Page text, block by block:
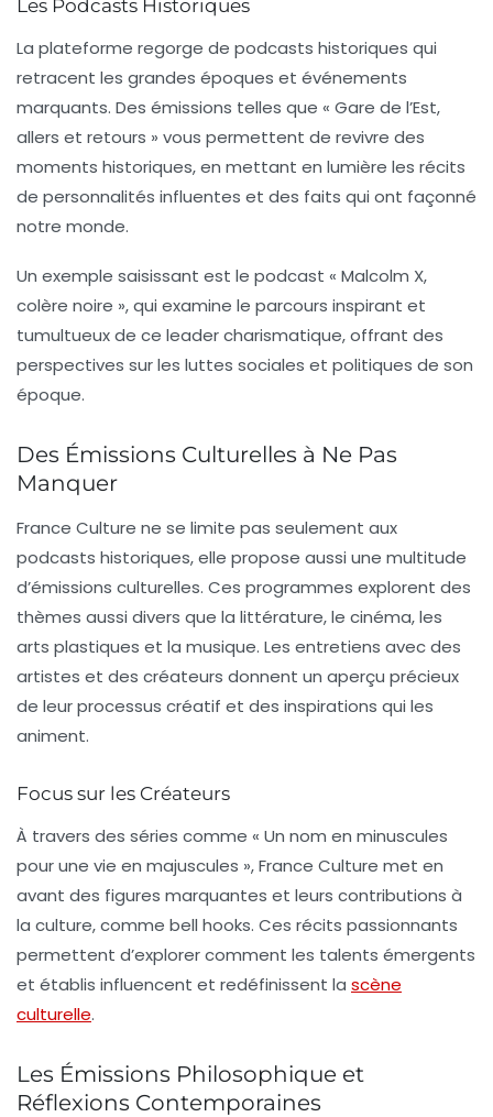
Les Podcasts Historiques
La plateforme regorge de podcasts historiques qui
retracent les grandes époques et événements
marquants. Des émissions telles que « Gare de l’Est,
allers et retours » vous permettent de revivre des
moments historiques, en mettant en lumière les récits
de personnalités influentes et des faits qui ont façonné
notre monde.
Un exemple saisissant est le podcast « Malcolm X,
colère noire », qui examine le parcours inspirant et
tumultueux de ce leader charismatique, offrant des
perspectives sur les luttes sociales et politiques de son
époque.
Des Émissions Culturelles à Ne Pas
Manquer
France Culture ne se limite pas seulement aux
podcasts historiques, elle propose aussi une multitude
d’émissions culturelles. Ces programmes explorent des
thèmes aussi divers que la littérature, le cinéma, les
arts plastiques et la musique. Les entretiens avec des
artistes et des créateurs donnent un aperçu précieux
de leur processus créatif et des inspirations qui les
animent.
Focus sur les Créateurs
À travers des séries comme « Un nom en minuscules
pour une vie en majuscules », France Culture met en
avant des figures marquantes et leurs contributions à
la culture, comme bell hooks. Ces récits passionnants
permettent d’explorer comment les talents émergents
et établis influencent et redéfinissent la scène
culturelle.
Les Émissions Philosophique et
Réflexions Contemporaines